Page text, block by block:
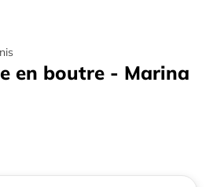
en boutre - Marina